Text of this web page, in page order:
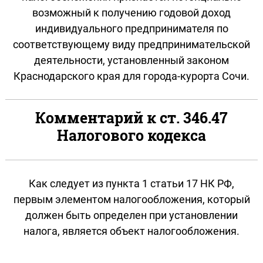
возможный к получению годовой доход
индивидуального предпринимателя по
соответствующему виду предпринимательской
деятельности, установленный законом
Краснодарского края для города-курорта Сочи.
Комментарий к ст. 346.47
Налогового кодекса
Как следует из пункта 1 статьи 17 НК РФ,
первым элементом налогообложения, который
должен быть определен при установлении
налога, является объект налогообложения.